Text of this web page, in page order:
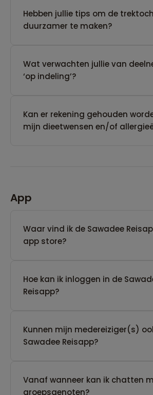
Hebben jullie tips om de
duurzamer te maken?
Wat verwachten jullie van
‘op indeling’?
Kan er rekening gehouden
mijn dieetwensen en/of
App
Waar vind ik de Sawadee
app store?
Hoe kan ik inloggen in de
Reisapp?
Kunnen mijn medereiziger(s)
Sawadee Reisapp?
Vanaf wanneer kan ik chatten
groepsgenoten?